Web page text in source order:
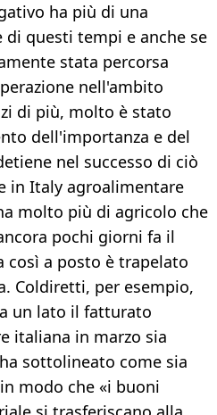
ha più di una
di questi tempi e anche se
stata percorsa
nell'ambito
di più, molto è stato
dell'importanza e del
nel successo di ciò
in Italy agroalimentare
molto più di agricolo che
pochi giorni fa il
così a posto è trapelato
Coldiretti, per esempio,
un lato il fatturato
italiana in marzo sia
sottolineato come sia
modo che «i buoni